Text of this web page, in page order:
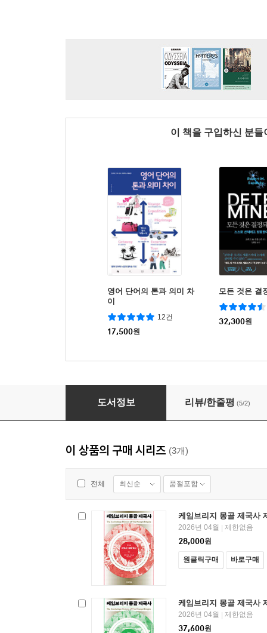
이 책을 구입하신 분
영어 단어의 톤과 의미 차
이
12건
17,500원
모든 것은 결
32,300원
케임브리지 몽골 제국사 제3권
도서정보 리뷰/한줄평 (5/2)
이 상품의 구매 시리즈 (3개)
전체 최신순 품절포함
케임브리지 몽골 제국사
2026년 04월 | 제한없음
28,000원
원클릭구매 바로구매
케임브리지 몽골 제국사
2026년 04월 | 제한없음
37,600원